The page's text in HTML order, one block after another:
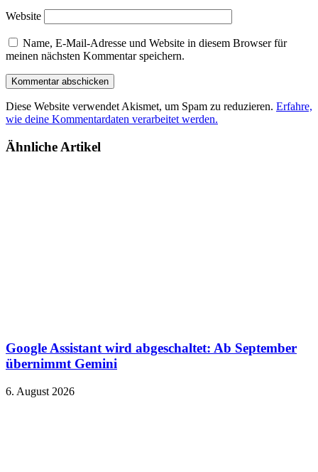
Website
Name, E-Mail-Adresse und Website in diesem Browser für
meinen nächsten Kommentar speichern.
Diese Website verwendet Akismet, um Spam zu reduzieren. Erfahre,
wie deine Kommentardaten verarbeitet werden.
Ähnliche Artikel
Google Assistant wird abgeschaltet: Ab September
übernimmt Gemini
6. August 2026